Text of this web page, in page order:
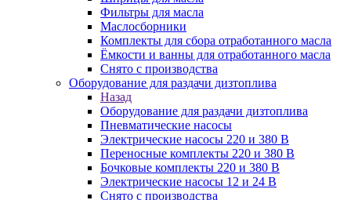
Фильтры для масла
Маслосборники
Комплекты для сбора отработанного масла
Ёмкости и ванны для отработанного масла
Снято с производства
Оборудование для раздачи дизтоплива
Назад
Оборудование для раздачи дизтоплива
Пневматические насосы
Электрические насосы 220 и 380 В
Переносные комплекты 220 и 380 В
Бочковые комплекты 220 и 380 В
Электрические насосы 12 и 24 В
Снято с производства